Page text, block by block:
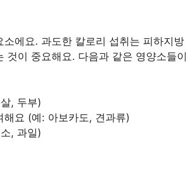
에요. 과도한 칼로리 섭취는 피하지방
것이 중요해요. 다음과 같은 영양소들이
, 두부)
요 (예: 아보카도, 견과류)
, 과일)